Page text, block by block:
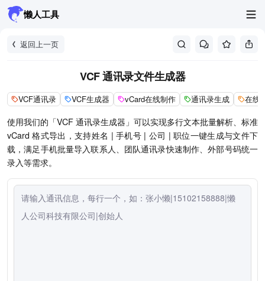
懒人工具
返回上一页
VCF 通讯录文件生成器
VCF通讯录 VCF生成器 vCard在线制作 通讯录生成 在线
使用我们的「VCF 通讯录生成器」可以实现多行文本批量解析、标准
vCard 格式导出，支持姓名 | 手机号 | 公司 | 职位一键生成与文件下
载，满足手机批量导入联系人、团队通讯录快速制作、外部号码统一
录入等需求。